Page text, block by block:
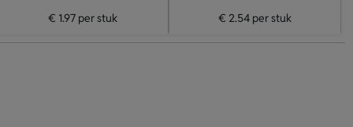
€ 1.97per stuk € 2.54 per stuk